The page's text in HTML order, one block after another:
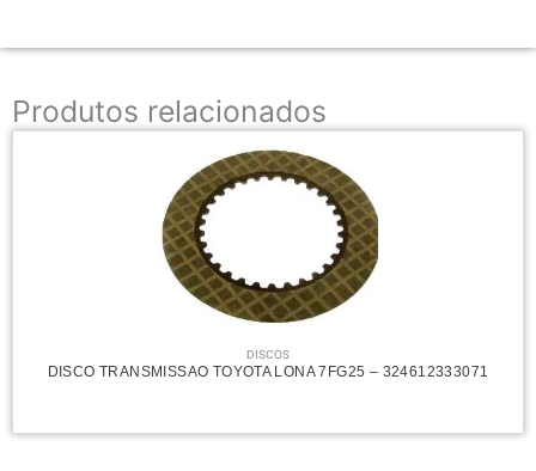
Produtos relacionados
DISCOS
DISCO TRANSMISSAO TOYOTA LONA 7FG25 – 324612333071